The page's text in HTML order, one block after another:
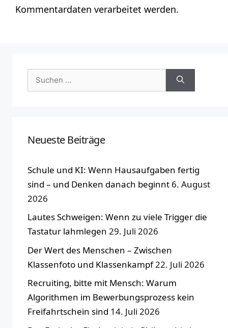
Kommentardaten verarbeitet werden.
Suchen
nach:
Neueste Beiträge
Schule und KI: Wenn Hausaufgaben fertig
sind – und Denken danach beginnt 6. August
2026
Lautes Schweigen: Wenn zu viele Trigger die
Tastatur lahmlegen 29. Juli 2026
Der Wert des Menschen – Zwischen
Klassenfoto und Klassenkampf 22. Juli 2026
Recruiting, bitte mit Mensch: Warum
Algorithmen im Bewerbungsprozess kein
Freifahrtschein sind 14. Juli 2026